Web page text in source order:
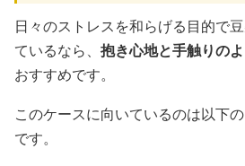
日々のストレスを和らげる目的で
ているなら、 抱き心地と手触りの
おすすめです。
このケースに向いているのは以下
です。